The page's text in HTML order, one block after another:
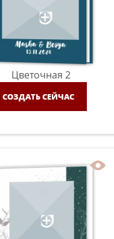
Цветочная 2
СОЗДАТЬ СЕЙЧАС